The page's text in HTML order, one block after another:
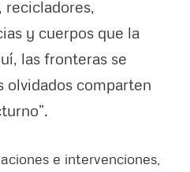
y cuerpos que la
las fronteras se
olvidados comparten
e intervenciones,